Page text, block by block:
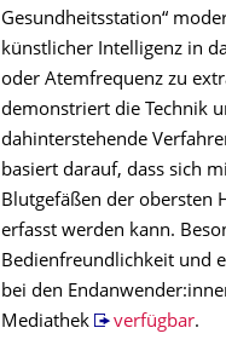
Gesundheitsstation“
künstlicher Intelligenz in
oder Atemfrequenz zu
demonstriert die Technik
dahinterstehende
basiert darauf, dass sich
Blutgefäßen der obersten
erfasst werden kann.
Bedienfreundlichkeit und
bei den
Mediathek
verfügbar.